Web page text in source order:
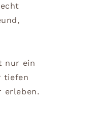
nur ein
tiefen
erleben.